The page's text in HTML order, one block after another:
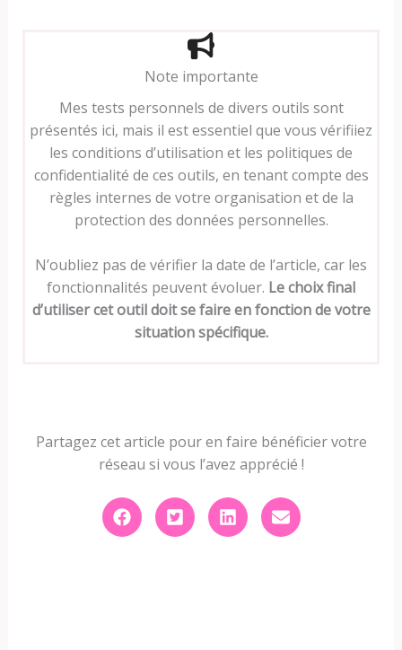
Note importante
Mes tests personnels de divers outils sont
présentés ici, mais il est essentiel que vous vérifiiez
les conditions d’utilisation et les politiques de
confidentialité de ces outils, en tenant compte des
règles internes de votre organisation et de la
protection des données personnelles.
N’oubliez pas de vérifier la date de l’article, car les
fonctionnalités peuvent évoluer. Le choix final
d’utiliser cet outil doit se faire en fonction de votre
situation spécifique.
Partagez cet article pour en faire bénéficier votre
réseau si vous l’avez apprécié !